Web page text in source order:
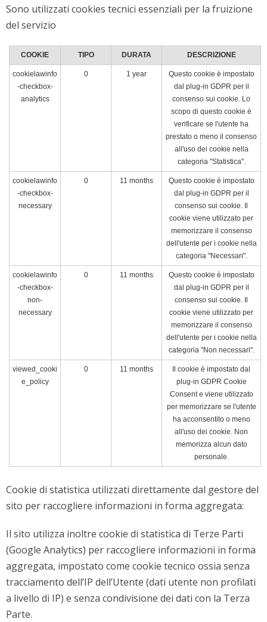
Sono utilizzati cookies tecnici essenziali per la fruizione
del servizio
COOKIE TIPO DURATA DESCRIZIONE
cookielawinfo
-checkbox-
analytics
0 1 year
Questo cookie è impostato
dal plug-in GDPR per il
consenso sui cookie. Lo
scopo di questo cookie è
verificare se l'utente ha
prestato o meno il consenso
all'uso dei cookie nella
categoria "Statistica".
cookielawinfo
-checkbox-
necessary
0 11 months
Questo cookie è impostato
dal plug-in GDPR per il
consenso sui cookie. Il
cookie viene utilizzato per
memorizzare il consenso
dell'utente per i cookie nella
categoria "Necessari".
cookielawinfo
-checkbox-
non-
necessary
0 11 months
Questo cookie è impostato
dal plug-in GDPR per il
consenso sui cookie. Il
cookie viene utilizzato per
memorizzare il consenso
dell'utente per i cookie nella
categoria "Non necessari".
viewed_cooki
e_policy
0 11 months
Il cookie è impostato dal
plug-in GDPR Cookie
Consent e viene utilizzato
per memorizzare se l'utente
ha acconsentito o meno
all'uso dei cookie. Non
memorizza alcun dato
personale.
Cookie di statistica utilizzati direttamente dal gestore del
sito per raccogliere informazioni in forma aggregata:
Il sito utilizza inoltre cookie di statistica di Terze Parti
(Google Analytics) per raccogliere informazioni in forma
aggregata, impostato come cookie tecnico ossia senza
tracciamento dell’IP dell’Utente (dati utente non profilati
a livello di IP) e senza condivisione dei dati con la Terza
Parte.